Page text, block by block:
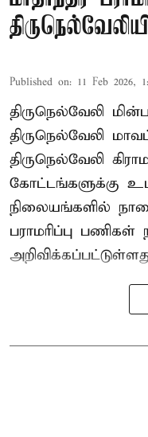
Published on: 11 Feb 2026,
திருநெல்வேலி
திருநெல்வேலி
திருநெல்வேலி
கோட்டங்களுக்கு
நிலையங்களில்
பராமரிப்பு